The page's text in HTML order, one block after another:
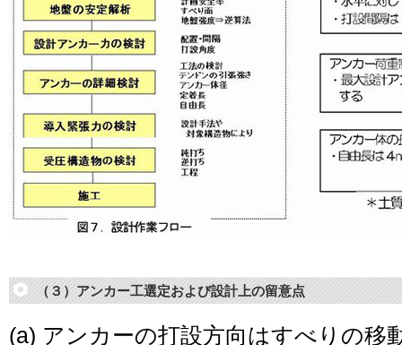
（３）アンカー工選定および設計上の留意点
(a) アンカーの打設方向はすべりの移